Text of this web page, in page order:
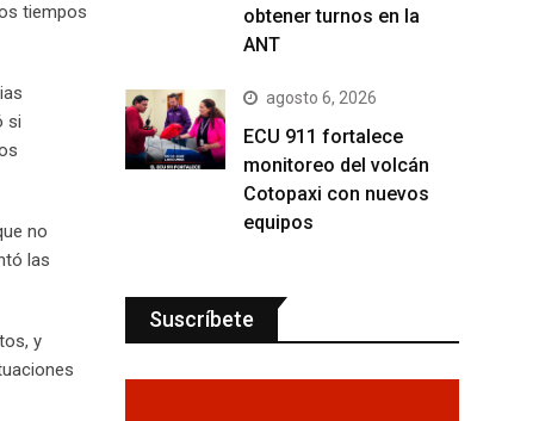
tiempos
si
no
las
y
obtener turnos en la
ANT
agosto 6, 2026
ECU 911 fortalece
monitoreo del volcán
Cotopaxi con nuevos
equipos
Suscríbete